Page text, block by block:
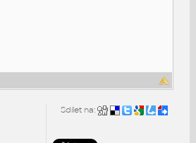
Sdílet na: